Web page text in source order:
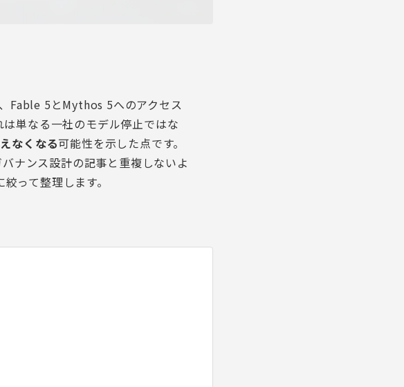
Fable 5とMythos 5へのアクセス
単なる一社のモデル停止ではな
なくなる可能性を示した点です。
ナンス設計の記事と重複しないよ
って整理します。